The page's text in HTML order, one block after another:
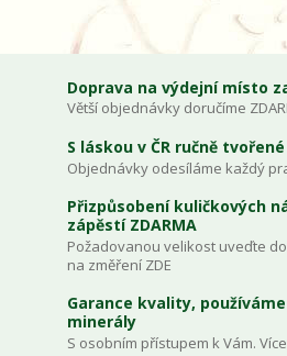
Doprava na výdejní místo
Větší objednávky doručíme
S láskou v ČR ručně tvořené
Objednávky odesíláme každý
Přizpůsobení kuličkových
zápěstí ZDARMA
Požadovanou velikost uveďte
na změření ZDE
Garance kvality,
minerály
S osobním přístupem k Vám. Více